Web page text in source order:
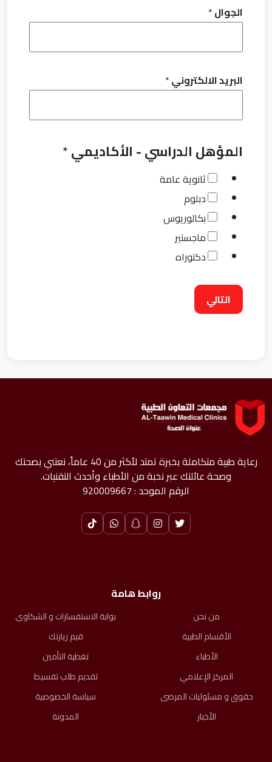
الجوال*
البريد الالكتروني*
المؤهل الدراسي - الأكاديمي*
ثانوية عامة
دبلوم
بكالوريوس
ماجستير
دكتوراه
التالي
رعاية طبية متكاملة بخبرة تمتد لأكثر من 40 عاماً، نعتني بصحتك
وصحة عائلتك عبر نخبة من الأطباء وأحدث التقنيات.
الرقم الموحد : 920009667
روابط هامة
من نحن
الأقسام الطبية
الأطباء
المركز الإعلامي
حقوق و مسئوليات المرضى​
الأخبار
بوابة الاستفسارات و الشكاوى
قيم زيارتك
تغطية التأمين
تقديم طلب تقسيط
سياسة الخصوصية
المدونة